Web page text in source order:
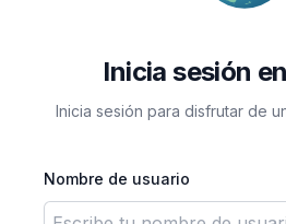
Inicia sesión
Inicia sesión para disfrutar de
Nombre de usuario